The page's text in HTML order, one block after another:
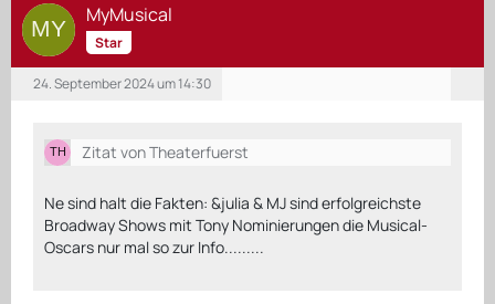
MyMusical
Star
24. September 2024 um 14:30
Zitat von Theaterfuerst
Ne sind halt die Fakten: &julia & MJ sind erfolgreichste
Broadway Shows mit Tony Nominierungen die Musical-
Oscars nur mal so zur Info.........